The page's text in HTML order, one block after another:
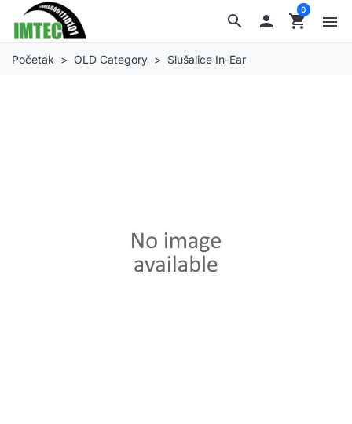
search  shopping_cart
0
menu
Početak OLD Category Slušalice In-Ear